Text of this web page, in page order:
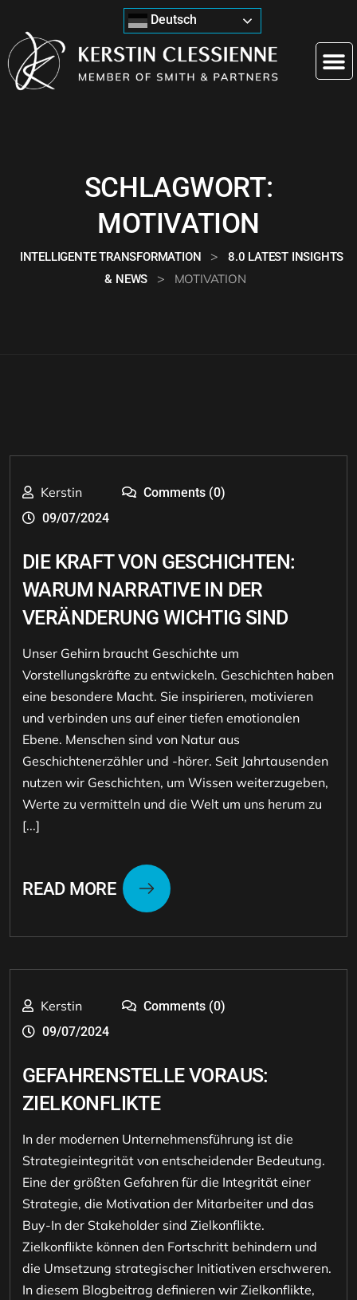
Deutsch
SCHLAGWORT:
MOTIVATION
INTELLIGENTE TRANSFORMATION >
8.0 LATEST INSIGHTS
& NEWS
> MOTIVATION
Kerstin
Comments (0)
09/07/2024
DIE KRAFT VON GESCHICHTEN:
WARUM NARRATIVE IN DER
VERÄNDERUNG WICHTIG SIND
Unser Gehirn braucht Geschichte um
Vorstellungskräfte zu entwickeln. Geschichten haben
eine besondere Macht. Sie inspirieren, motivieren
und verbinden uns auf einer tiefen emotionalen
Ebene. Menschen sind von Natur aus
Geschichtenerzähler und -hörer. Seit Jahrtausenden
nutzen wir Geschichten, um Wissen weiterzugeben,
Werte zu vermitteln und die Welt um uns herum zu
[...]
READ MORE
Kerstin
Comments (0)
09/07/2024
GEFAHRENSTELLE VORAUS:
ZIELKONFLIKTE
In der modernen Unternehmensführung ist die
Strategieintegrität von entscheidender Bedeutung.
Eine der größten Gefahren für die Integrität einer
Strategie, die Motivation der Mitarbeiter und das
Buy-In der Stakeholder sind Zielkonflikte.
Zielkonflikte können den Fortschritt behindern und
die Umsetzung strategischer Initiativen erschweren.
In diesem Blogbeitrag definieren wir Zielkonflikte,